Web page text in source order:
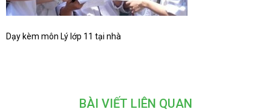
Dạy kèm môn Lý lớp 11 tại nhà
BÀI VIẾT LIÊN QUAN